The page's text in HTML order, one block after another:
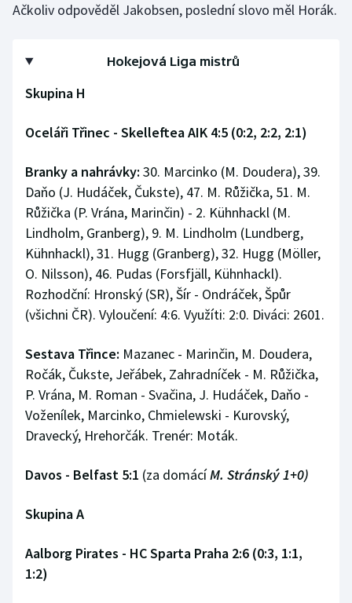
Ačkoliv odpověděl Jakobsen, poslední slovo měl Horák.
Hokejová Liga mistrů
Skupina H
Oceláři Třinec - Skelleftea AIK 4:5 (0:2, 2:2, 2:1)
Branky a nahrávky: 30. Marcinko (M. Doudera), 39.
Daňo (J. Hudáček, Čukste), 47. M. Růžička, 51. M.
Růžička (P. Vrána, Marinčin) - 2. Kühnhackl (M.
Lindholm, Granberg), 9. M. Lindholm (Lundberg,
Kühnhackl), 31. Hugg (Granberg), 32. Hugg (Möller,
O. Nilsson), 46. Pudas (Forsfjäll, Kühnhackl).
Rozhodční: Hronský (SR), Šír - Ondráček, Špůr
(všichni ČR). Vyloučení: 4:6. Využíti: 2:0. Diváci: 2601.
Sestava Třince: Mazanec - Marinčin, M. Doudera,
Ročák, Čukste, Jeřábek, Zahradníček - M. Růžička,
P. Vrána, M. Roman - Svačina, J. Hudáček, Daňo -
Voženílek, Marcinko, Chmielewski - Kurovský,
Dravecký, Hrehorčák. Trenér: Moták.
Davos - Belfast 5:1 (za domácíM. Stránský 1+0)
Skupina A
Aalborg Pirates - HC Sparta Praha 2:6 (0:3, 1:1,
1:2)